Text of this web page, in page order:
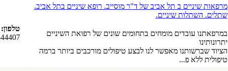
מרפאות שיניים ב תל אביב של ד"ר מוסייב. רופא שיניים בתל אביב.
שתלים. השתלות שיניים.
במרפאתנו עובדים מומחים בתחומים שונים של רפואת השיניים
יתרונותינו
הציוד שברשותנו מאפשר לנו לבצע טיפולים מורכבים ביותר ברמה
טיפולית ללא פ...
טלפון: